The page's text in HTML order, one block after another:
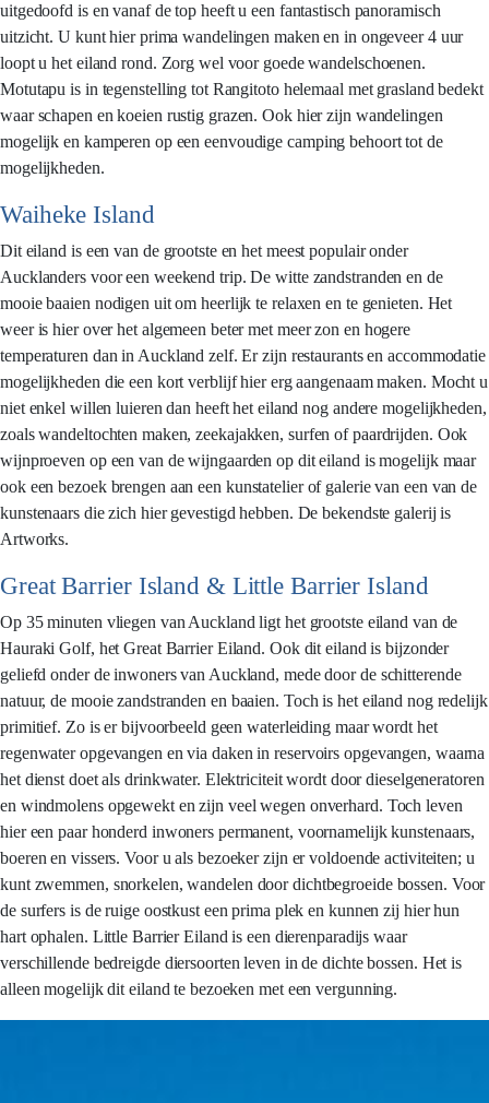
uitgedoofd is en vanaf de top heeft u een fantastisch panoramisch
uitzicht. U kunt hier prima wandelingen maken en in ongeveer 4 uur
loopt u het eiland rond. Zorg wel voor goede wandelschoenen.
Motutapu is in tegenstelling tot Rangitoto helemaal met grasland bedekt
waar schapen en koeien rustig grazen. Ook hier zijn wandelingen
mogelijk en kamperen op een eenvoudige camping behoort tot de
mogelijkheden.
Waiheke Island
Dit eiland is een van de grootste en het meest populair onder
Aucklanders voor een weekend trip. De witte zandstranden en de
mooie baaien nodigen uit om heerlijk te relaxen en te genieten. Het
weer is hier over het algemeen beter met meer zon en hogere
temperaturen dan in Auckland zelf. Er zijn restaurants en accommodatie
mogelijkheden die een kort verblijf hier erg aangenaam maken. Mocht u
niet enkel willen luieren dan heeft het eiland nog andere mogelijkheden,
zoals wandeltochten maken, zeekajakken, surfen of paardrijden. Ook
wijnproeven op een van de wijngaarden op dit eiland is mogelijk maar
ook een bezoek brengen aan een kunstatelier of galerie van een van de
kunstenaars die zich hier gevestigd hebben. De bekendste galerij is
Artworks.
Great Barrier Island & Little Barrier Island
Op 35 minuten vliegen van Auckland ligt het grootste eiland van de
Hauraki Golf, het Great Barrier Eiland. Ook dit eiland is bijzonder
geliefd onder de inwoners van Auckland, mede door de schitterende
natuur, de mooie zandstranden en baaien. Toch is het eiland nog redelijk
primitief. Zo is er bijvoorbeeld geen waterleiding maar wordt het
regenwater opgevangen en via daken in reservoirs opgevangen, waarna
het dienst doet als drinkwater. Elektriciteit wordt door dieselgeneratoren
en windmolens opgewekt en zijn veel wegen onverhard. Toch leven
hier een paar honderd inwoners permanent, voornamelijk kunstenaars,
boeren en vissers. Voor u als bezoeker zijn er voldoende activiteiten; u
kunt zwemmen, snorkelen, wandelen door dichtbegroeide bossen. Voor
de surfers is de ruige oostkust een prima plek en kunnen zij hier hun
hart ophalen. Little Barrier Eiland is een dierenparadijs waar
verschillende bedreigde diersoorten leven in de dichte bossen. Het is
alleen mogelijk dit eiland te bezoeken met een vergunning.